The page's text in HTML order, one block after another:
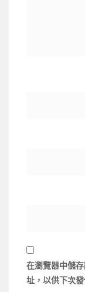
在瀏覽器中儲
址，以供下次